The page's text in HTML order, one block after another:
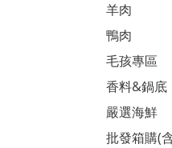
羊肉
鴨肉
毛孩專區
香料&鍋底
嚴選海鮮
批發箱購(